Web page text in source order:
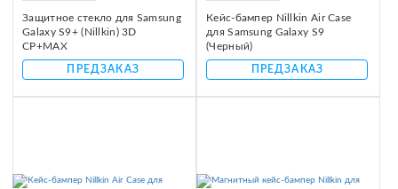
Защитное стекло для Samsung
Galaxy S9+ (Nillkin) 3D
CP+MAX
ПРЕДЗАКАЗ
Кейс-бампер Nillkin Air Case
для Samsung Galaxy S9
(Черный)
ПРЕДЗАКАЗ